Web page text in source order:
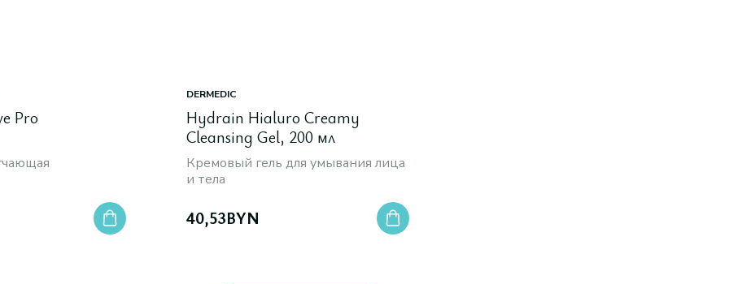
Pro
DERMEDIC
Hydrain Hialuro Creamy
Cleansing Gel, 200 мл
Кремовый гель для умывания лица
и тела
40,53BYN